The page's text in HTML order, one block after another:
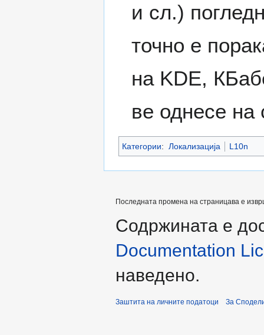
и сл.)
точно е
на KDE,
ве однесе на
Категории: Локализација L10n
Последната промена на страницава е
Содржината е
Documentation
наведено.
Заштита на личните податоци За